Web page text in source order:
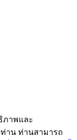
ภาพและ
าน ท่านสามารถ